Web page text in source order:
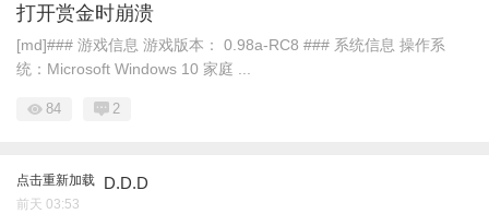
打开赏金时崩溃
[md]### 游戏信息 游戏版本： 0.98a-RC8 ### 系统信息 操作系
统：Microsoft Windows 10 家庭 ...
84 2
点击重新加载 D.D.D
前天 03:53